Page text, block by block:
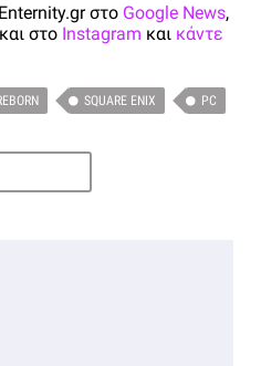
στο Google News,
στο Instagram και κάντε
SQUARE ENIX PC